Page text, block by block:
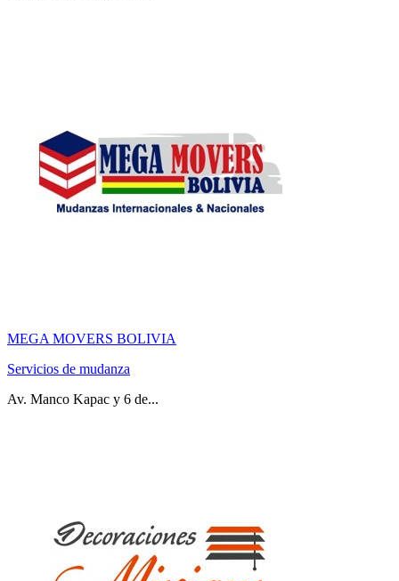
MEGA MOVERS BOLIVIA
Servicios de mudanza
Av. Manco Kapac y 6 de...